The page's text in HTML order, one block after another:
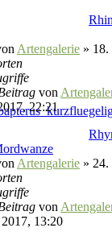
Artengalerie » 18.
von
22:21
Artengalerie » 24.
von
13:20